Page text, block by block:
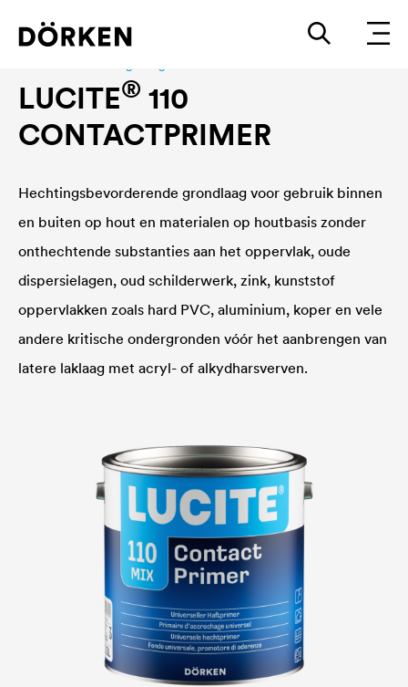
LUCITE® 110
CONTACTPRIMER
Hechtingsbevorderende grondlaag voor gebruik binnen
en buiten op hout en materialen op houtbasis zonder
onthechtende substanties aan het oppervlak, oude
dispersielagen, oud schilderwerk, zink, kunststof
oppervlakken zoals hard PVC, aluminium, koper en vele
andere kritische ondergronden vóór het aanbrengen van
latere laklaag met acryl- of alkydharsverven.